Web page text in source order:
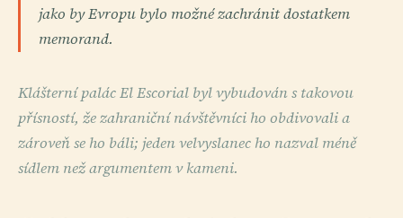
jako by Evropu bylo možné zachránit dostatkem
memorand.
Klášterní palác El Escorial byl vybudován s takovou
přísností, že zahraniční návštěvníci ho obdivovali a
zároveň se ho báli; jeden velvyslanec ho nazval méně
sídlem než argumentem v kameni.